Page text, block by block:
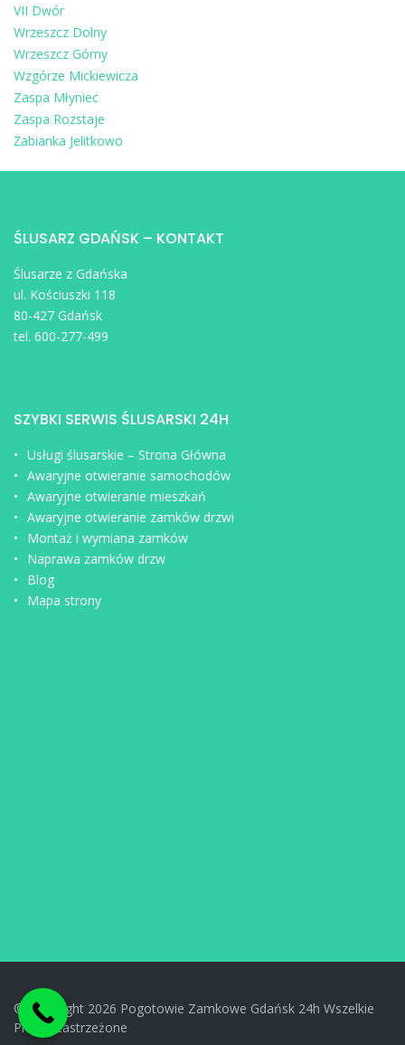
VII Dwór
Wrzeszcz Dolny
Wrzeszcz Górny
Wzgórze Mickiewicza
Zaspa Młyniec
Zaspa Rozstaje
Żabianka Jelitkowo
ŚLUSARZ GDAŃSK – KONTAKT
Ślusarze z Gdańska
ul. Kościuszki 118
80-427 Gdańsk
tel. 600-277-499
SZYBKI SERWIS ŚLUSARSKI 24H
Usługi ślusarskie – Strona Główna
Awaryjne otwieranie samochodów
Awaryjne otwieranie mieszkań
Awaryjne otwieranie zamków drzwi
Montaż i wymiana zamków
Naprawa zamków drzw
Blog
Mapa strony
© Copyright 2026 Pogotowie Zamkowe Gdańsk 24h Wszelkie
Prawa Zastrzeżone